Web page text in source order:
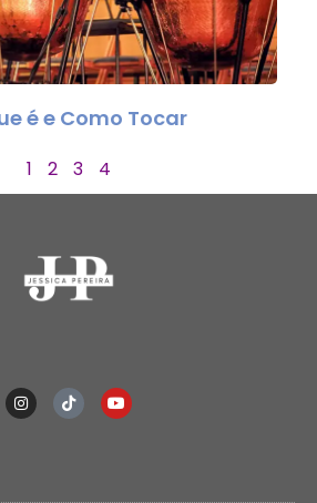
é e Como Tocar
1 2 3 4